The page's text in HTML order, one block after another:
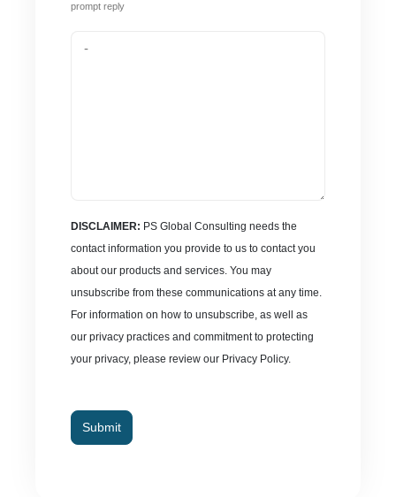
prompt reply
DISCLAIMER: PS Global Consulting needs the
contact information you provide to us to contact you
about our products and services. You may
unsubscribe from these communications at any time.
For information on how to unsubscribe, as well as
our privacy practices and commitment to protecting
your privacy, please review our Privacy Policy.
Submit